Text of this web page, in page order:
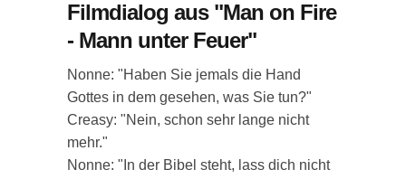
Filmdialog aus "Man on Fire
- Mann unter Feuer"
Nonne: "Haben Sie jemals die Hand
Gottes in dem gesehen, was Sie tun?"
Creasy: "Nein, schon sehr lange nicht
mehr."
Nonne: "In der Bibel steht, lass dich nicht